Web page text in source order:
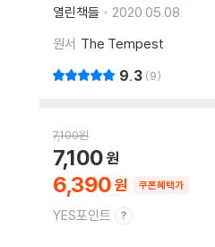
열린책들
2020.05.08.
원서 The Tempest
9.3 9
7,100원
6,390
7,100
쿠폰혜택가
YES포인트